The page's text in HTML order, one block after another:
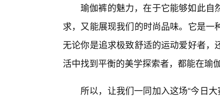
瑜伽裤的魅力，在于它能够如此自
求，又能展现我们的时尚品味。它是
无论你是追求极致舒适的运动爱好者
活中找到平衡的美学探索者，都能在瑜
所以，让我们一同加入这场“今日